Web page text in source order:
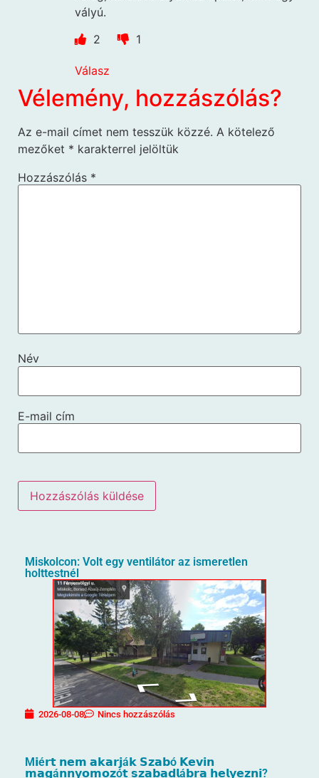
vályú.
2
1
Válasz
Vélemény, hozzászólás?
Az e-mail címet nem tesszük közzé. A kötelező
mezőket * karakterrel jelöltük
Hozzászólás *
Név
E-mail cím
Miskolcon: Volt egy ventilátor az ismeretlen
holttestnél
2026-08-08 Nincs hozzászólás
M𝗶é𝗿𝘁 𝗻𝗲𝗺 𝗮𝗸𝗮𝗿𝗷á𝗸 𝗦𝘇𝗮𝗯ó 𝗞𝗲𝘃𝗶𝗻
𝗺𝗮𝗴á𝗻𝗻𝘆𝗼𝗺𝗼𝘇ó𝘁 𝘀𝘇𝗮𝗯𝗮𝗱𝗹á𝗯𝗿𝗮 𝗵𝗲𝗹𝘆𝗲𝘇𝗻𝗶?